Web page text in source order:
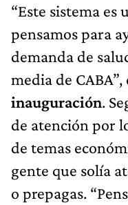
“Este sistema es
pensamos para
demanda de
media de
inauguración.
de atención por
de temas
gente que solía
o prepagas.